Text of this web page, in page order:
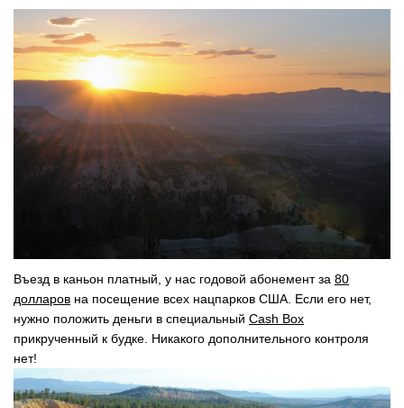
Въезд в каньон платный, у нас годовой абонемент за 80
долларов на посещение всех нацпарков США. Если его нет,
нужно положить деньги в специальный Cash Box
прикрученный к будке. Никакого дополнительного контроля
нет!